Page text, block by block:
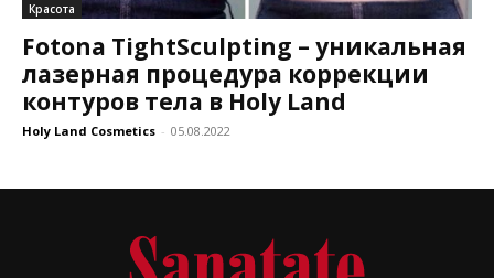
Красота
Fotona TightSculpting – уникальная
лазерная процедура коррекции
контуров тела в Holy Land
Holy Land Cosmetics - 05.08.2022